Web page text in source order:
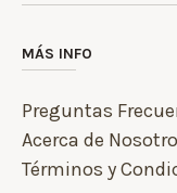
MÁS INFO
Preguntas
Acerca de
Términos y